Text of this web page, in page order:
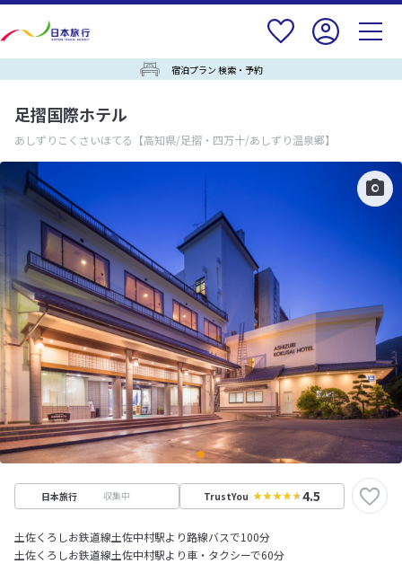
宿泊プラン 検索・予約
足摺国際ホテル
あしずりこくさいほてる 【高知県/足摺・四万十/あしずり温泉郷】
日本旅行 収集中 TrustYou 4.5
土佐くろしお鉄道線土佐中村駅より路線バスで100分
土佐くろしお鉄道線土佐中村駅より車・タクシーで60分